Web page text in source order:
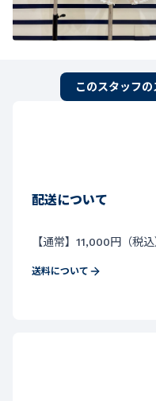
このスタッフ
配送について
【通常】11,000円（税
送料について